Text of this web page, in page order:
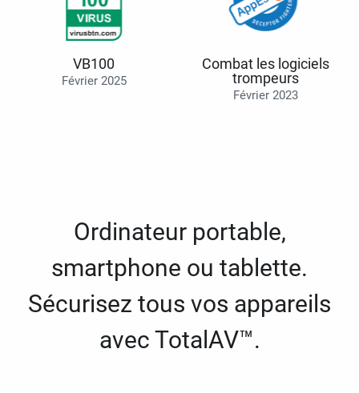
VB100
Février 2025
Combat les logiciels
trompeurs
Février 2023
Ordinateur portable,
smartphone ou tablette.
Sécurisez tous vos appareils
avec TotalAV™.